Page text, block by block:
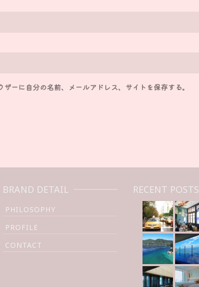
ーに自分の名前、メールアドレス、サイトを保存する。
BRAND DETAIL
PHILOSOPHY
PROFILE
CONTACT
RECENT POSTS